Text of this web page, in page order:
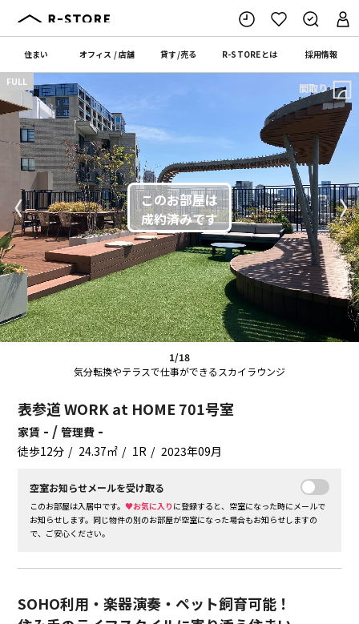
住まい オフィス /店舗 貸す/売る R-STOREとは 採用情報
1/18
気分転換やテラスで仕事ができるスカイラウンジ
〈 〉
FULL 間取り
表参道 WORK at HOME 701号室
家賃 - /管理費 -
徒歩12分 24.37㎡ 1R 2023年09月
空室お知らせメールを受け取る
このお部屋は入居中です。♥お気に入り に登録すると、空室になった時にメールで
お知らせします。同じ物件の別のお部屋が空室になった場合もお知らせしますの
で、ご安心ください。
SOHO利用・楽器演奏・ペット飼育可能！